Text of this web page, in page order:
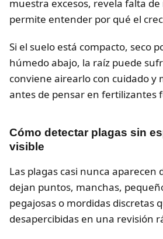
muestra excesos, revela falta
permite entender por qué el
Si el suelo está compacto, seco
húmedo abajo, la raíz puede
conviene airearlo con cuidado y
antes de pensar en fertilizantes
Cómo detectar plagas sin
visible
Las plagas casi nunca aparecen
dejan puntos, manchas,
pegajosas o mordidas discretas
desapercibidas en una revisión